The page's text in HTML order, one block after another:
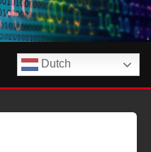
en AI-muziek
Dutch